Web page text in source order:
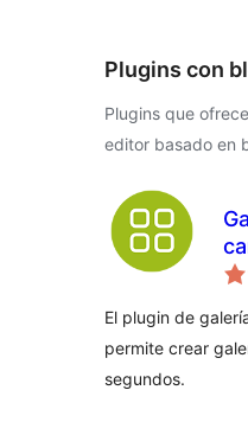
Plugins con
Plugins que
editor basado en
y
El plugin de
permite crear
segundos.